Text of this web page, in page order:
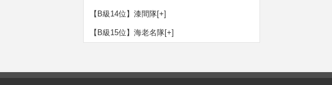
【B級14位】漆間隊[+]
【B級15位】海老名隊[+]